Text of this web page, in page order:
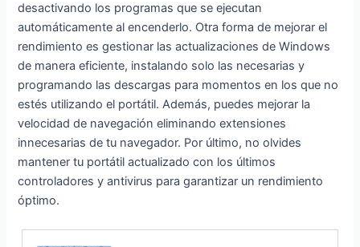
desactivando los programas que se ejecutan
automáticamente al encenderlo. Otra forma de mejorar el
rendimiento es gestionar las actualizaciones de Windows
de manera eficiente, instalando solo las necesarias y
programando las descargas para momentos en los que no
estés utilizando el portátil. Además, puedes mejorar la
velocidad de navegación eliminando extensiones
innecesarias de tu navegador. Por último, no olvides
mantener tu portátil actualizado con los últimos
controladores y antivirus para garantizar un rendimiento
óptimo.